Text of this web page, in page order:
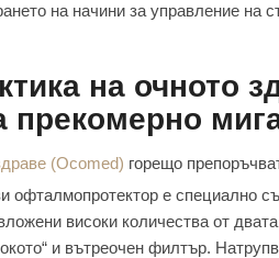
на начини за управление на
на очното
прекомерно
(Ocomed) горещо
офталмопротектор е специално
високи количества от
и вътреочен филтър.